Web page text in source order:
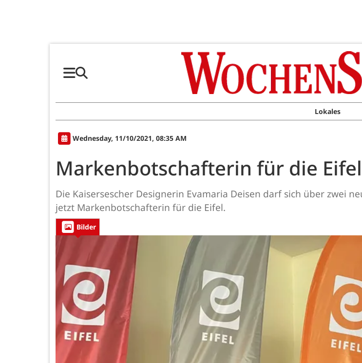
Lokales
Wednesday, 11/10/2021, 08:35 AM
Markenbotschafterin für die Eifel
Die Kaisersescher Designerin Evamaria Deisen darf sich über zwei
jetzt Markenbotschafterin für die Eifel.
Bilder